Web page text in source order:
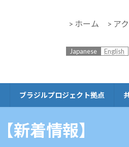
> ホーム > ア
Japanese English
ブラジルプロジェクト拠点
【新着情報】